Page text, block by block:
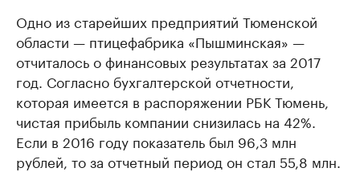
Одно из старейших предприятий Тюменской
области — птицефабрика «Пышминская» —
отчиталось о финансовых результатах за 2017
год. Согласно бухгалтерской отчетности,
которая имеется в распоряжении РБК Тюмень,
чистая прибыль компании снизилась на 42%.
Если в 2016 году показатель был 96,3 млн
рублей, то за отчетный период он стал 55,8 млн.